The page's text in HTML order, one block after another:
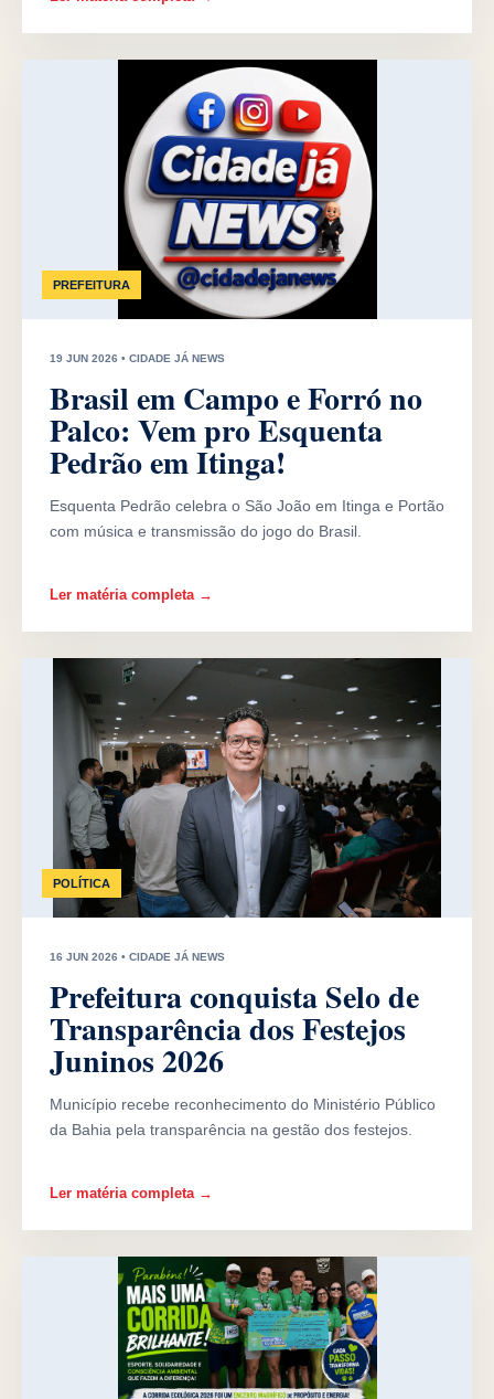
PREFEITURA
19 JUN 2026 • CIDADE JÁ NEWS
Brasil em Campo e Forró no
Palco: Vem pro Esquenta
Pedrão em Itinga!
Esquenta Pedrão celebra o São João em Itinga e Portão
com música e transmissão do jogo do Brasil.
Ler matéria completa →
POLÍTICA
16 JUN 2026 • CIDADE JÁ NEWS
Prefeitura conquista Selo de
Transparência dos Festejos
Juninos 2026
Município recebe reconhecimento do Ministério Público
da Bahia pela transparência na gestão dos festejos.
Ler matéria completa →